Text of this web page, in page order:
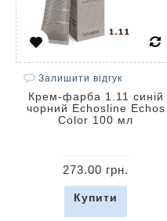
Залишити відгук
Крем-фарба 1.11 синій
чорний Echosline Echos
Color 100 мл
273.00 грн.
Купити